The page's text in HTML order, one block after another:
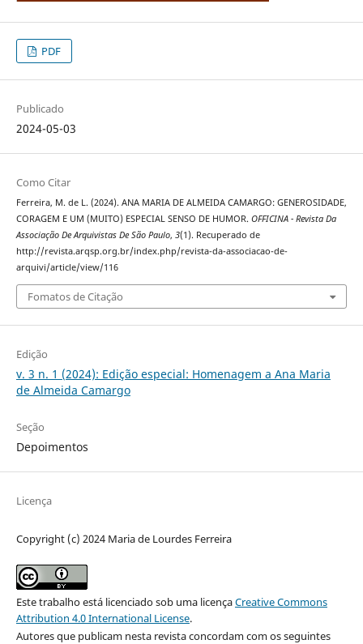
PDF
Publicado
2024-05-03
Como Citar
Ferreira, M. de L. (2024). ANA MARIA DE ALMEIDA CAMARGO: GENEROSIDADE,
CORAGEM E UM (MUITO) ESPECIAL SENSO DE HUMOR. OFFICINA - Revista Da
Associação De Arquivistas De São Paulo, 3(1). Recuperado de
http://revista.arqsp.org.br/index.php/revista-da-associacao-de-
arquivi/article/view/116
Fomatos de Citação
Edição
v. 3 n. 1 (2024): Edição especial: Homenagem a Ana Maria
de Almeida Camargo
Seção
Depoimentos
Licença
Copyright (c) 2024 Maria de Lourdes Ferreira
Este trabalho está licenciado sob uma licençaCreative Commons
Attribution 4.0 International License.
Autores que publicam nesta revista concordam com os seguintes